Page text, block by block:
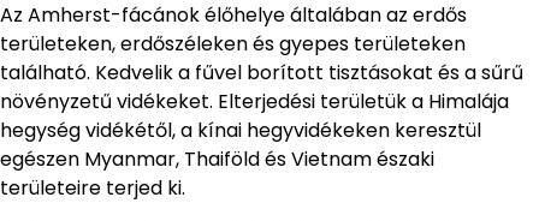
Az Amherst-fácánok élőhelye általában az erdős
területeken, erdőszéleken és gyepes területeken
található. Kedvelik a fűvel borított tisztásokat és a sűrű
növényzetű vidékeket. Elterjedési területük a Himalája
hegység vidékétől, a kínai hegyvidékeken keresztül
egészen Myanmar, Thaiföld és Vietnam északi
területeire terjed ki.